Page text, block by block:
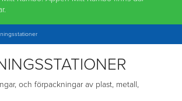
och förpackningar av plast, metall,